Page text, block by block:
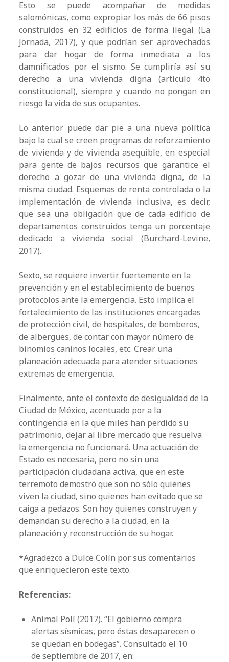
Esto se puede acompañar de medidas
salomónicas, como expropiar los más de 66 pisos
construidos en 32 edificios de forma ilegal (La
Jornada, 2017), y que podrían ser aprovechados
para dar hogar de forma inmediata a los
damnificados por el sismo. Se cumpliría así su
derecho a una vivienda digna (artículo 4to
constitucional), siempre y cuando no pongan en
riesgo la vida de sus ocupantes.
Lo anterior puede dar pie a una nueva política
bajo la cual se creen programas de reforzamiento
de vivienda y de vivienda asequible, en especial
para gente de bajos recursos que garantice el
derecho a gozar de una vivienda digna, de la
misma ciudad. Esquemas de renta controlada o la
implementación de vivienda inclusiva, es decir,
que sea una obligación que de cada edificio de
departamentos construidos tenga un porcentaje
dedicado a vivienda social (Burchard-Levine,
2017).
Sexto, se requiere invertir fuertemente en la
prevención y en el establecimiento de buenos
protocolos ante la emergencia. Esto implica el
fortalecimiento de las instituciones encargadas
de protección civil, de hospitales, de bomberos,
de albergues, de contar con mayor número de
binomios caninos locales, etc. Crear una
planeación adecuada para atender situaciones
extremas de emergencia.
Finalmente, ante el contexto de desigualdad de la
Ciudad de México, acentuado por a la
contingencia en la que miles han perdido su
patrimonio, dejar al libre mercado que resuelva
la emergencia no funcionará. Una actuación de
Estado es necesaria, pero no sin una
participación ciudadana activa, que en este
terremoto demostró que son no sólo quienes
viven la ciudad, sino quienes han evitado que se
caiga a pedazos. Son hoy quienes construyen y
demandan su derecho a la ciudad, en la
planeación y reconstrucción de su hogar.
*Agradezco a Dulce Colín por sus comentarios
que enriquecieron este texto.
Referencias:
Animal Polí (2017). “El gobierno compra
alertas sísmicas, pero éstas desaparecen o
se quedan en bodegas”. Consultado el 10
de septiembre de 2017, en: